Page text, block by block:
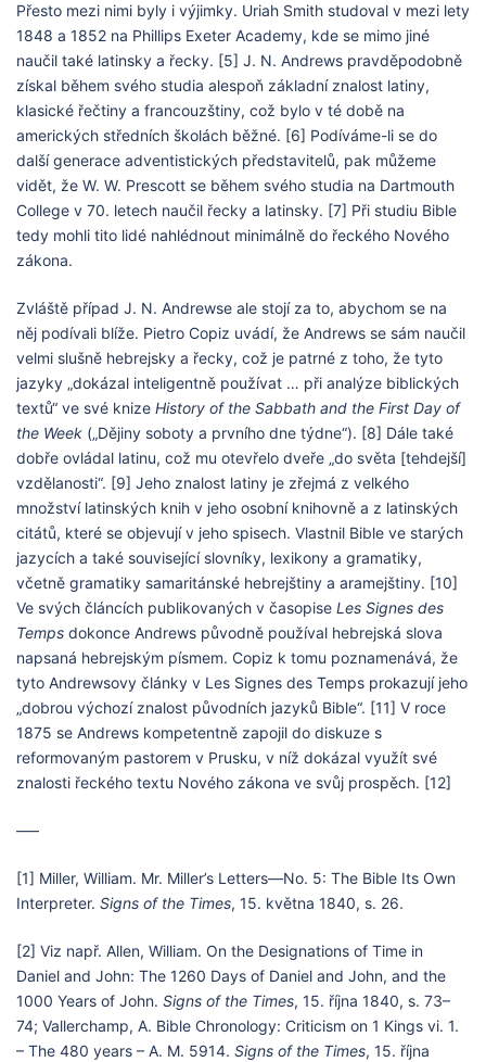
Přesto mezi nimi byly i výjimky. Uriah Smith studoval v mezi lety
1848 a 1852 na Phillips Exeter Academy, kde se mimo jiné
naučil také latinsky a řecky. [5] J. N. Andrews pravděpodobně
získal během svého studia alespoň základní znalost latiny,
klasické řečtiny a francouzštiny, což bylo v té době na
amerických středních školách běžné. [6] Podíváme-li se do
další generace adventistických představitelů, pak můžeme
vidět, že W. W. Prescott se během svého studia na Dartmouth
College v 70. letech naučil řecky a latinsky. [7] Při studiu Bible
tedy mohli tito lidé nahlédnout minimálně do řeckého Nového
zákona.
Zvláště případ J. N. Andrewse ale stojí za to, abychom se na
něj podívali blíže. Pietro Copiz uvádí, že Andrews se sám naučil
velmi slušně hebrejsky a řecky, což je patrné z toho, že tyto
jazyky „dokázal inteligentně používat … při analýze biblických
textů“ ve své knize History of the Sabbath and the First Day of
the Week („Dějiny soboty a prvního dne týdne“). [8] Dále také
dobře ovládal latinu, což mu otevřelo dveře „do světa [tehdejší]
vzdělanosti“. [9] Jeho znalost latiny je zřejmá z velkého
množství latinských knih v jeho osobní knihovně a z latinských
citátů, které se objevují v jeho spisech. Vlastnil Bible ve starých
jazycích a také související slovníky, lexikony a gramatiky,
včetně gramatiky samaritánské hebrejštiny a aramejštiny. [10]
Ve svých článcích publikovaných v časopise Les Signes des
Temps dokonce Andrews původně používal hebrejská slova
napsaná hebrejským písmem. Copiz k tomu poznamenává, že
tyto Andrewsovy články v Les Signes des Temps prokazují jeho
„dobrou výchozí znalost původních jazyků Bible“. [11] V roce
1875 se Andrews kompetentně zapojil do diskuze s
reformovaným pastorem v Prusku, v níž dokázal využít své
znalosti řeckého textu Nového zákona ve svůj prospěch. [12]
—–
[1] Miller, William. Mr. Miller’s Letters—No. 5: The Bible Its Own
Interpreter. Signs of the Times, 15. května 1840, s. 26.
[2] Viz např. Allen, William. On the Designations of Time in
Daniel and John: The 1260 Days of Daniel and John, and the
1000 Years of John. Signs of the Times, 15. října 1840, s. 73–
74; Vallerchamp, A. Bible Chronology: Criticism on 1 Kings vi. 1.
– The 480 years – A. M. 5914. Signs of the Times, 15. října